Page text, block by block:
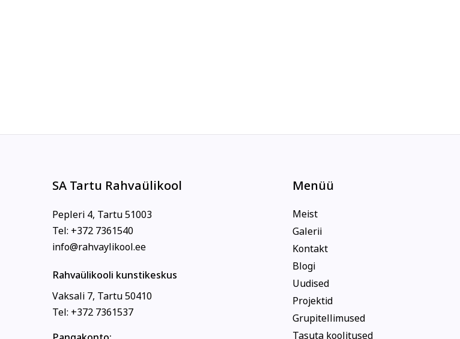
SA Tartu Rahvaülikool
Pepleri 4, Tartu 51003
Tel: +372 7361540
info@rahvaylikool.ee
Rahvaülikooli kunstikeskus
Vaksali 7, Tartu 50410
Tel: +372 7361537
Menüü
Meist
Galerii
Kontakt
Blogi
Uudised
Projektid
Grupitellimused
Tasuta koolitused